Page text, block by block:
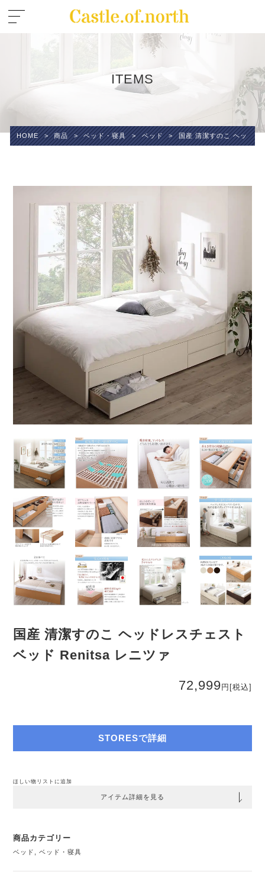
ITEMS
HOME > 商品 > ベッド・寝具 > ベッド > 国産 清潔すのこ ヘッドレ
国産 清潔すのこ ヘッドレスチェスト
ベッド Renitsa レニツァ
72,999円 [税込]
STORESで詳細
ほしい物リストに追加
アイテム詳細を見る
商品カテゴリー
ベッド ,ベッド・寝具